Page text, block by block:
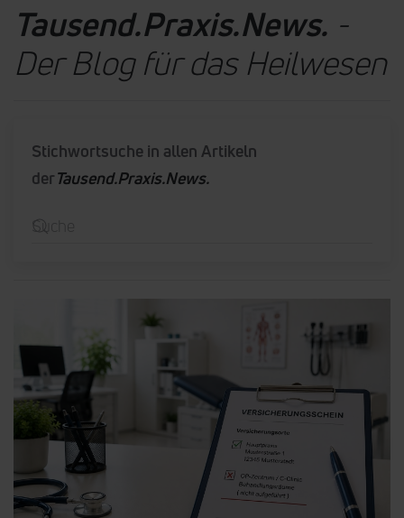
Tausend.Praxis.News. -
Der Blog für das Heilwesen
Stichwortsuche in allen Artikeln
derTausend.Praxis.News.